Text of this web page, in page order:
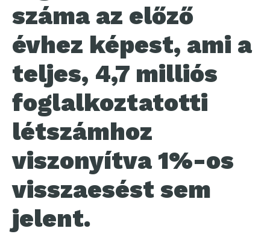
száma az előző
évhez képest, ami a
teljes, 4,7 milliós
foglalkoztatotti
létszámhoz
viszonyítva 1%-os
visszaesést sem
jelent.